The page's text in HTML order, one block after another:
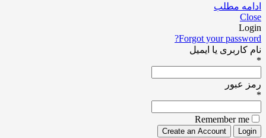
ادامه مطلب
Close
Login
Forgot your password?
نام کاربری یا ایمیل
*
رمز عبور
*
Remember me